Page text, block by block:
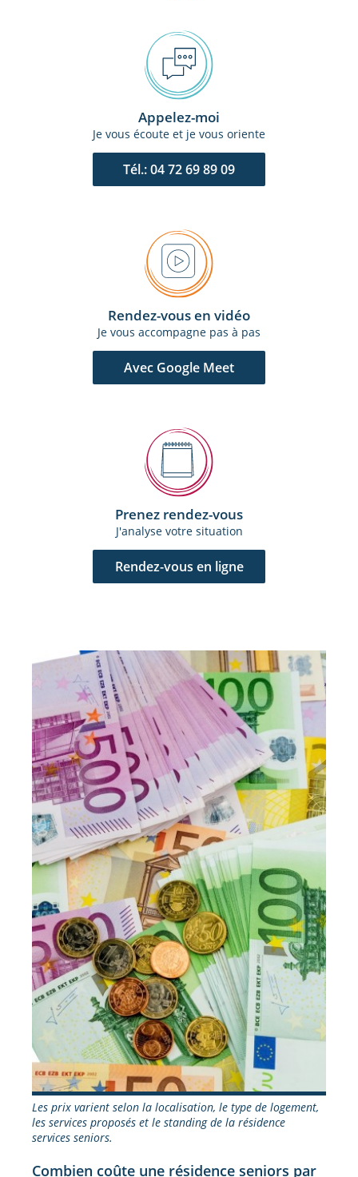
Appelez-moi
Je vous écoute et je vous oriente
Tél.: 04 72 69 89 09
Prenez rendez-vous
J'analyse votre situation
Rendez-vous en ligne
Rendez-vous en vidéo
Je vous accompagne pas à pas
Avec Google Meet
Combien coûte une résidence seniors par
Les prix varient selon la localisation, le type de logement,
les services proposés et le standing de la résidence
services seniors.